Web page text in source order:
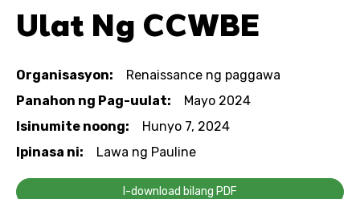
Ulat Ng CCWBE
Organisasyon:
Renaissance ng paggawa
Panahon ng Pag-uulat:
Mayo 2024
Isinumite noong:
Hunyo 7, 2024
Ipinasa ni:
Lawa ng Pauline
I-download bilang PDF